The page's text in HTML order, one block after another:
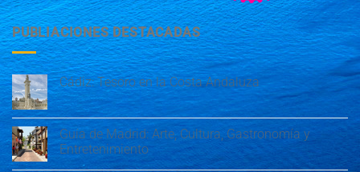
PUBLIACIONES DESTACADAS
Cádiz: Tesoro en la Costa Andaluza
Guía de Madrid: Arte, Cultura, Gastronomía y
Entretenimiento